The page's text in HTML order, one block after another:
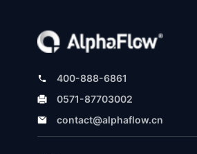
400-888-6861
0571-87703002
contact@alphaflow.cn